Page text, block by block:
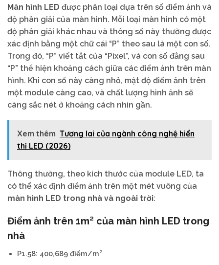
Màn hình LED được phân loại dựa trên số điểm ảnh và
độ phân giải của màn hình. Mỗi loại màn hình có một
độ phân giải khác nhau và thông số này thường được
xác định bằng một chữ cái “P” theo sau là một con số.
Trong đó, “P” viết tắt của “Pixel”, và con số đằng sau
“P” thể hiện khoảng cách giữa các điểm ảnh trên màn
hình. Khi con số này càng nhỏ, mật độ điểm ảnh trên
một module càng cao, và chất lượng hình ảnh sẽ
càng sắc nét ở khoảng cách nhìn gần.
Xem thêm Tương lai của ngành công nghệ hiển
thị LED (2026)
Thông thường, theo kích thước của module LED, ta
có thể xác định điểm ảnh trên một mét vuông của
màn hình LED trong nhà và ngoài trời:
Điểm ảnh trên 1m² của màn hình LED trong
nhà
P1.58: 400,689 điểm/m²